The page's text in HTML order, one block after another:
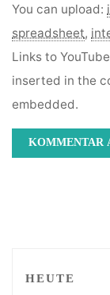
You can upload:
spreadsheet,
Links to
inserted in the
embedded.
HEUTE